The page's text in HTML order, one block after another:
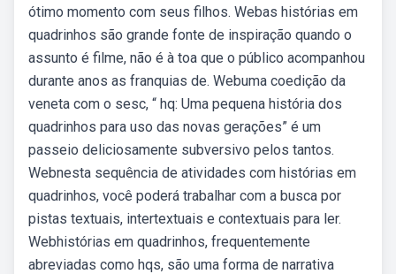
ótimo momento com seus filhos. Webas histórias em
quadrinhos são grande fonte de inspiração quando o
assunto é filme, não é à toa que o público acompanhou
durante anos as franquias de. Webuma coedição da
veneta com o sesc, “ hq: Uma pequena história dos
quadrinhos para uso das novas gerações” é um
passeio deliciosamente subversivo pelos tantos.
Webnesta sequência de atividades com histórias em
quadrinhos, você poderá trabalhar com a busca por
pistas textuais, intertextuais e contextuais para ler.
Webhistórias em quadrinhos, frequentemente
abreviadas como hqs, são uma forma de narrativa